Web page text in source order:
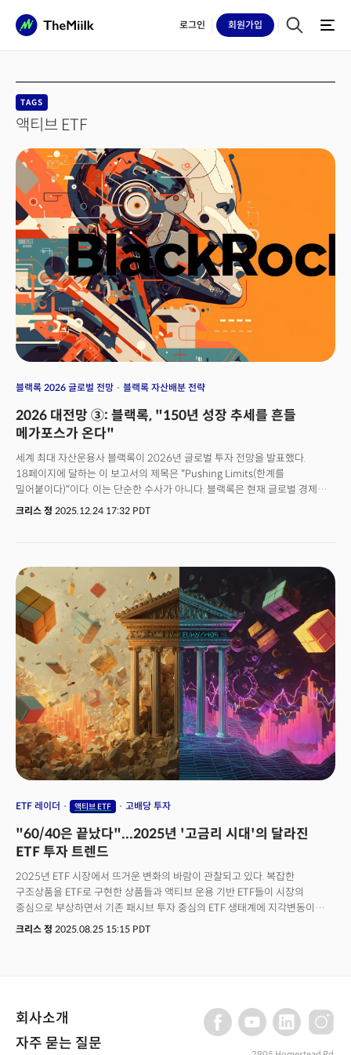
로그인 회원가입
TAGS
액티브 ETF
블랙록 2026 글로벌 전망 블랙록 자산배분 전략
2026 대전망 ③: 블랙록, "150년 성장 추세를 흔들
메가포스가 온다"
세계 최대 자산운용사 블랙록이 2026년 글로벌 투자 전망을 발표했다.
18페이지에 달하는 이 보고서의 제목은 "Pushing Limits(한계를
밀어붙이다)"이다. 이는 단순한 수사가 아니다. 블랙록은 현재 글로벌 경제가
물리적, 재정적, 사회정치적 한계를 동시에 시험하는 전환기에 진입했다고
병목, 부채 누적, 시장 집중이라는 세 가지 구조적 긴장을 수반한다.
크리스 정 2025.12.24 17:32 PDT
ETF 레이더 액티브 ETF 고배당 투자
"60/40은 끝났다"...2025년 '고금리 시대'의 달라진
ETF 투자 트렌드
2025년 ETF 시장에서 뜨거운 변화의 바람이 관찰되고 있다. 복잡한
구조상품을 ETF로 구현한 상품들과 액티브 운용 기반 ETF들이 시장의
중심으로 부상하면서 기존 패시브 투자 중심의 ETF 생태계에 지각변동이
일어나고 있는 것이다.칼라모스 자동조기상환 인컴 ETF(CAIE)는 출시 2개월
이러한 변화의 배경에는 거시경제적 구조 변화가 자리하고 있다. 미국
기준금리가 5% 수준에서 장기 고착될 가능성이 높아지면서 전통적인
안전자산으로는 실질 수익률 확보가 어려워졌기 때문이다. 동시에 주식시장은
크리스 정 2025.08.25 15:15 PDT
회사소개
자주 묻는 질문